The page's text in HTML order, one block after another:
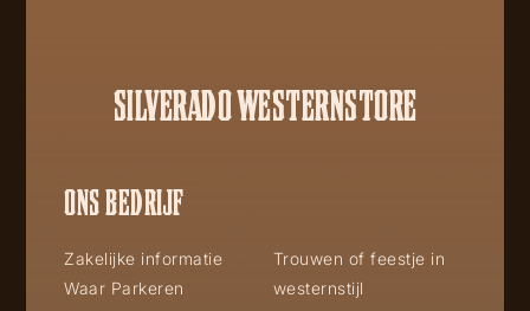
SILVERADO WESTERNSTORE
ONS BEDRIJF
Zakelijke informatie
Waar Parkeren
Trouwen of feestje in
westernstijl